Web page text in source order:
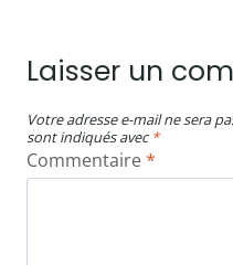
Laisser un
Votre adresse e-mail ne sera
sont indiqués avec*
Commentaire*